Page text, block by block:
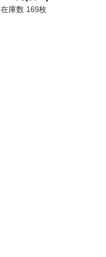
在庫数 169枚